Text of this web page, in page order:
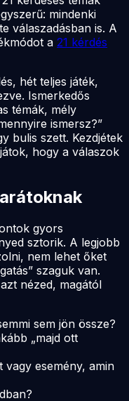
mindenki
válaszadásban is. A
a 21 kérdés
hét teljes játék,
Ismerkedős
témák, mély
ismersz?”
bulis szett. Kezdjétek
hogy a válaszok
gyors
sztorik. A legjobb
nem lehet őket
szaguk van.
nézed, magától
sem jön össze?
„majd ott
esemény, amin